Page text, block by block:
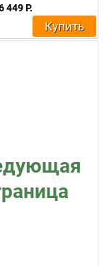
449 Р.
Купить